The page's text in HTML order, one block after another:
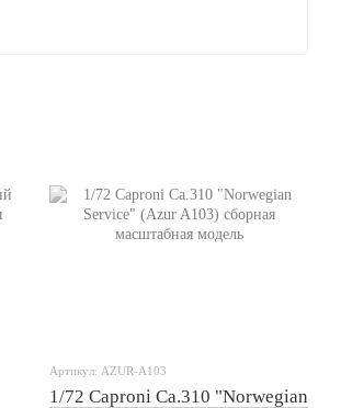
Артикул: AZUR-A103
1/72 Caproni Ca.310 "Norwegian